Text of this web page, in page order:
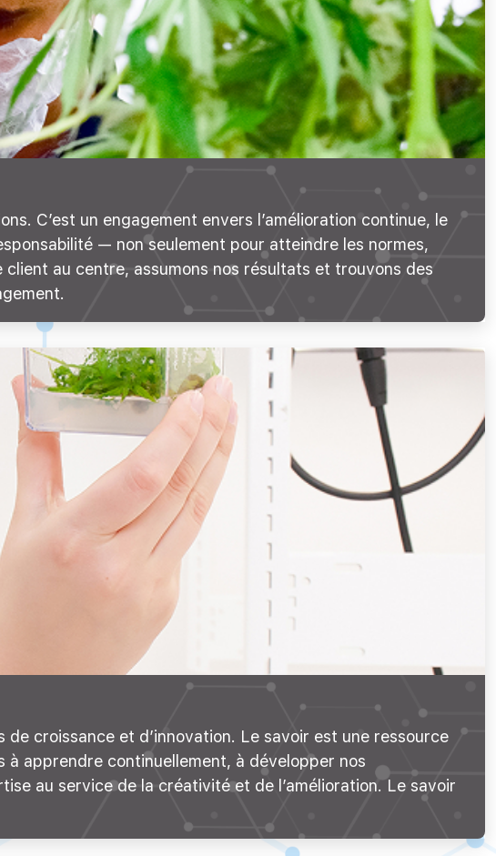
C’est un engagement envers l’amélioration continue, le
— non seulement pour atteindre les normes,
au centre, assumons nos résultats et trouvons des
croissance et d’innovation. Le savoir est une ressource
à apprendre continuellement, à développer nos
au service de la créativité et de l’amélioration. Le savoir